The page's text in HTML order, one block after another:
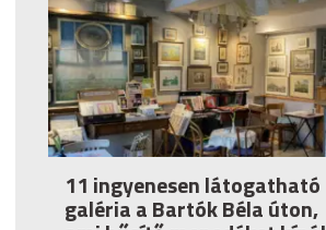
11 ingyenesen látogatható
galéria a Bartók Béla úton,